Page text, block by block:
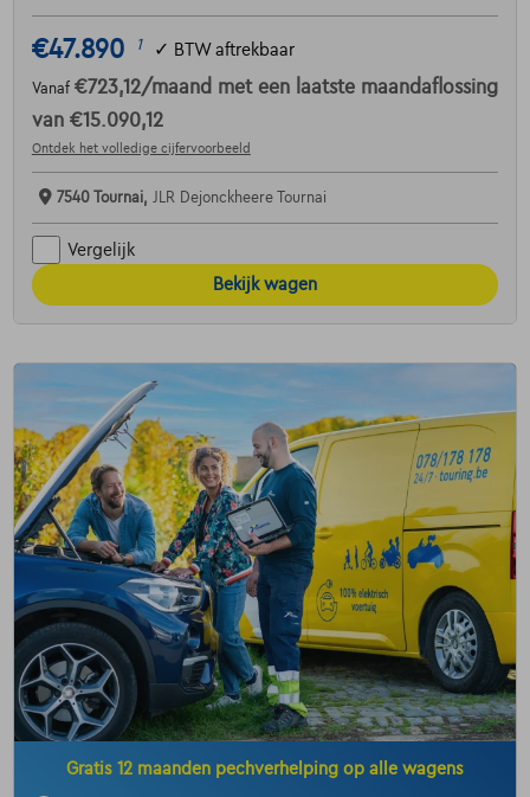
€47.890 1 ✓ BTW aftrekbaar
Vanaf €723,12/maand met een laatste maandaflossing
van €15.090,12
Ontdek het volledige cijfervoorbeeld
7540 Tournai, JLR Dejonckheere Tournai
Vergelijk
Bekijk wagen
Gratis 12 maanden pechverhelping op alle wagens